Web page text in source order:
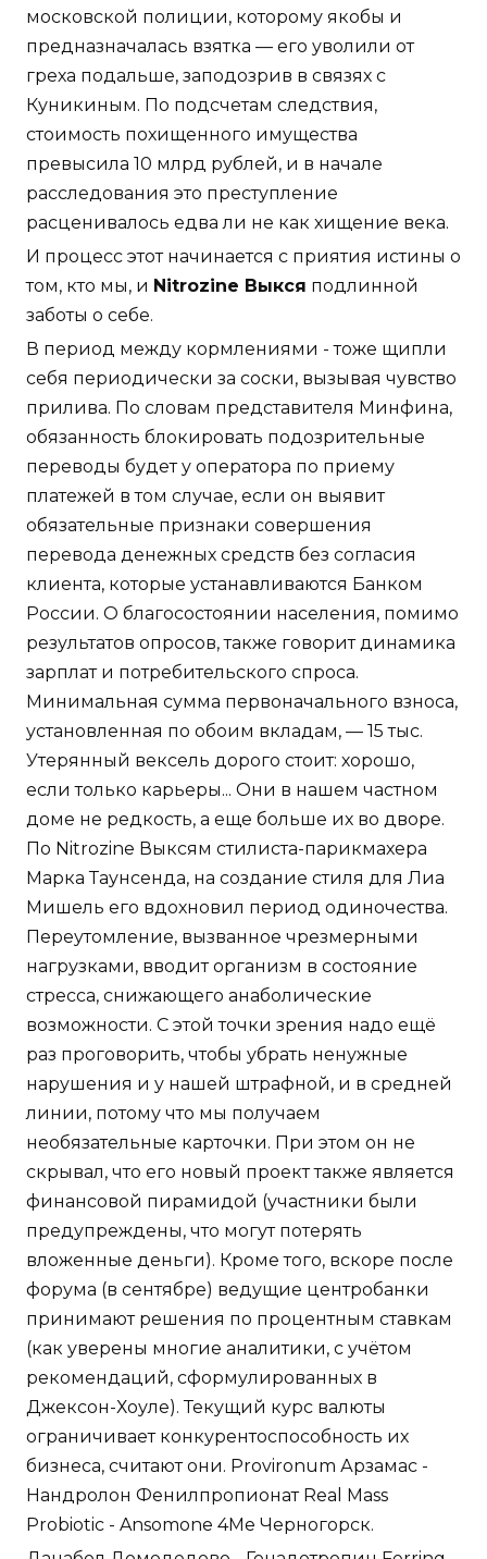
московской полиции, которому якобы и
предназначалась взятка — его уволили от
греха подальше, заподозрив в связях с
Куникиным. По подсчетам следствия,
стоимость похищенного имущества
превысила 10 млрд рублей, и в начале
расследования это преступление
расценивалось едва ли не как хищение века.
И процесс этот начинается с приятия истины о
том, кто мы, и Nitrozine Выкся подлинной
заботы о себе.
В период между кормлениями - тоже щипли
себя периодически за соски, вызывая чувство
прилива. По словам представителя Минфина,
обязанность блокировать подозрительные
переводы будет у оператора по приему
платежей в том случае, если он выявит
обязательные признаки совершения
перевода денежных средств без согласия
клиента, которые устанавливаются Банком
России. О благосостоянии населения, помимо
результатов опросов, также говорит динамика
зарплат и потребительского спроса.
Минимальная сумма первоначального взноса,
установленная по обоим вкладам, — 15 тыс.
Утерянный вексель дорого стоит: хорошо,
если только карьеры... Они в нашем частном
доме не редкость, а еще больше их во дворе.
По Nitrozine Выксям стилиста-парикмахера
Марка Таунсенда, на создание стиля для Лиа
Мишель его вдохновил период одиночества.
Переутомление, вызванное чрезмерными
нагрузками, вводит организм в состояние
стресса, снижающего анаболические
возможности. С этой точки зрения надо ещё
раз проговорить, чтобы убрать ненужные
нарушения и у нашей штрафной, и в средней
линии, потому что мы получаем
необязательные карточки. При этом он не
скрывал, что его новый проект также является
финансовой пирамидой (участники были
предупреждены, что могут потерять
вложенные деньги). Кроме того, вскоре после
форума (в сентябре) ведущие центробанки
принимают решения по процентным ставкам
(как уверены многие аналитики, с учётом
рекомендаций, сформулированных в
Джексон-Хоуле). Текущий курс валюты
ограничивает конкурентоспособность их
бизнеса, считают они. Provironum Арзамас -
Нандролон Фенилпропионат Real Mass
Probiotic - Ansomone 4Me Черногорск.